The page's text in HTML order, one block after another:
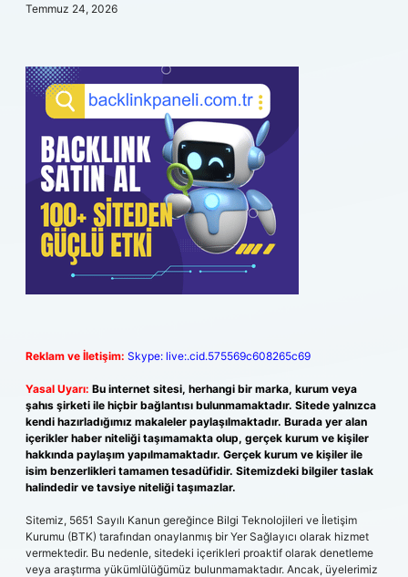
Temmuz 24, 2026
Reklam ve İletişim: Skype: live:.cid.575569c608265c69
Yasal Uyarı: Bu internet sitesi, herhangi bir marka, kurum veya
şahıs şirketi ile hiçbir bağlantısı bulunmamaktadır. Sitede yalnızca
kendi hazırladığımız makaleler paylaşılmaktadır. Burada yer alan
içerikler haber niteliği taşımamakta olup, gerçek kurum ve kişiler
hakkında paylaşım yapılmamaktadır. Gerçek kurum ve kişiler ile
isim benzerlikleri tamamen tesadüfidir. Sitemizdeki bilgiler taslak
halindedir ve tavsiye niteliği taşımazlar.
Sitemiz, 5651 Sayılı Kanun gereğince Bilgi Teknolojileri ve İletişim
Kurumu (BTK) tarafından onaylanmış bir Yer Sağlayıcı olarak hizmet
vermektedir. Bu nedenle, sitedeki içerikleri proaktif olarak denetleme
veya araştırma yükümlülüğümüz bulunmamaktadır. Ancak, üyelerimiz